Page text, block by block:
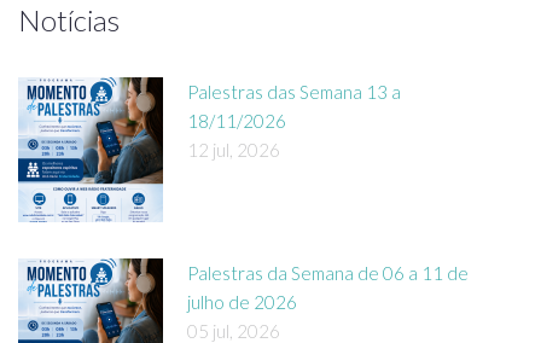
Notícias
Palestras das Semana 13 a
18/11/2026
12 jul, 2026
Palestras da Semana de 06 a 11 de
julho de 2026
05 jul, 2026